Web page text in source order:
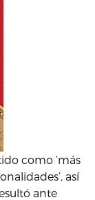
como ‘más
así
ante